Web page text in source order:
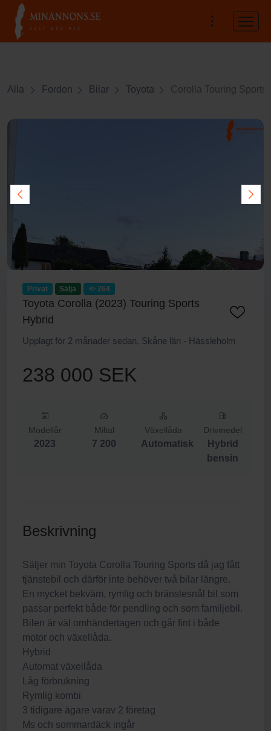
Alla Fordon Bilar Toyota Corolla Touring Sports
Privat Sälja 264
Toyota Corolla (2023) Touring Sports
Hybrid
Upplagt för 2 månader sedan, Skåne län - Hässleholm
238 000 SEK
Modellår
2023
Miltal
7 200
Växellåda
Automatisk
Drivmedel
Hybrid
bensin
Beskrivning
Säljer min Toyota Corolla Touring Sports då jag fått
tjänstebil och därför inte behöver två bilar längre.
En mycket bekväm, rymlig och bränslesnål bil som
passar perfekt både för pendling och som familjebil.
Bilen är väl omhändertagen och går fint i både
motor och växellåda.
Hybrid
Automat växellåda
Låg förbrukning
Rymlig kombi
3 tidigare ägare varav 2 företag
Ms och sommardäck ingår